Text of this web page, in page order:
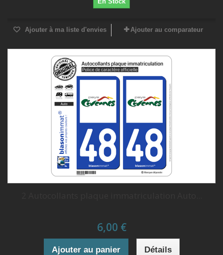
Ajouter à ma liste d'envies Ajouter au comparateur
6,00 €
Ajouter au panier Détails